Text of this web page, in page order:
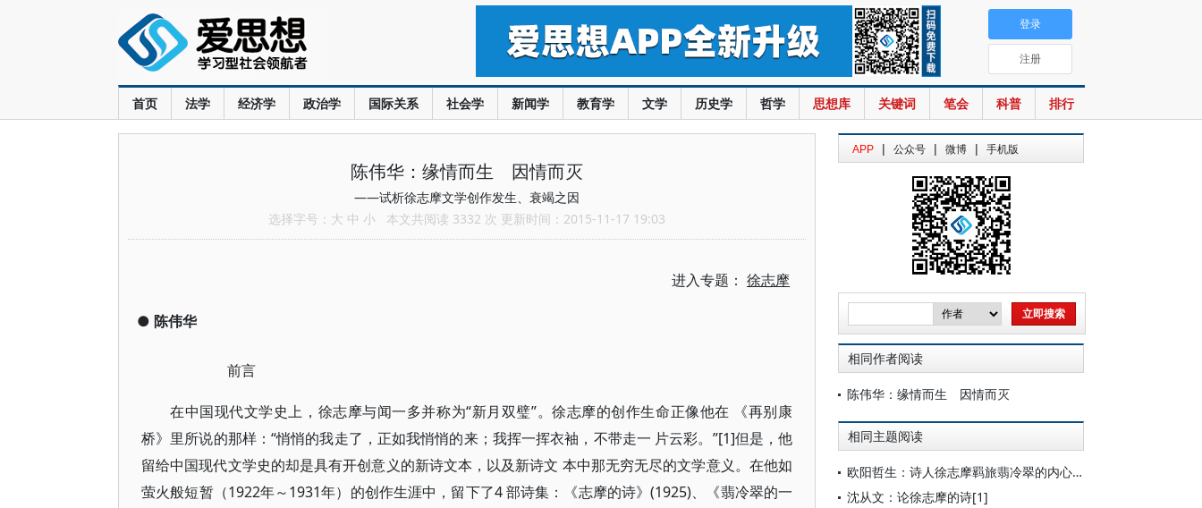
首页 法学 经济学 政治学 国际关系 社会学 新闻学 教育学 文学 历史学 哲学 思想库 关键词 笔会 科普 排行
登录
注册
陈伟华：缘情而生 因情而灭
——试析徐志摩文学创作发生、衰竭之因
选择字号： 大 中 小 本文共阅读 3332 次 更新时间：2015-11-17 19:03
进入专题： 徐志摩
● 陈伟华
前言
在中国现代文学史上，徐志摩与闻一多并称为“新月双璧”。徐志摩的创作生命正像他在 《再别康
桥》里所说的那样：“悄悄的我走了，正如我悄悄的来；我挥一挥衣袖，不带走一 片云彩。”[1]但是，他
留给中国现代文学史的却是具有开创意义的新诗文本，以及新诗文 本中那无穷无尽的文学意义。在他如
萤火般短暂（1922年～1931年）的创作生涯中，留下了4 部诗集：《志摩的诗》(1925)、《翡冷翠的一
APP | 公众号 | 微博 | 手机版
相同作者阅读
陈伟华：缘情而生 因情而灭
相同主题阅读
欧阳哲生：诗人徐志摩羁旅翡冷翠的内心独白——新发现的徐志摩致胡适三封英文佚信
沈从文：论徐志摩的诗[1]